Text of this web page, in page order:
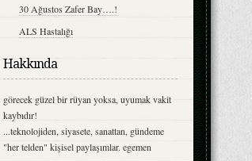
30 Ağustos Zafer Bay….!
ALS Hastalığı
Hakkında
görecek güzel bir rüyan yoksa, uyumak vakit
kaybıdır!
...teknolojiden, siyasete, sanattan, gündeme
"her telden" kişisel paylaşımlar. egemen